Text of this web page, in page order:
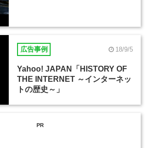
広告事例 18/9/5
Yahoo! JAPAN「HISTORY OF
THE INTERNET ～インターネッ
トの歴史～」
PR